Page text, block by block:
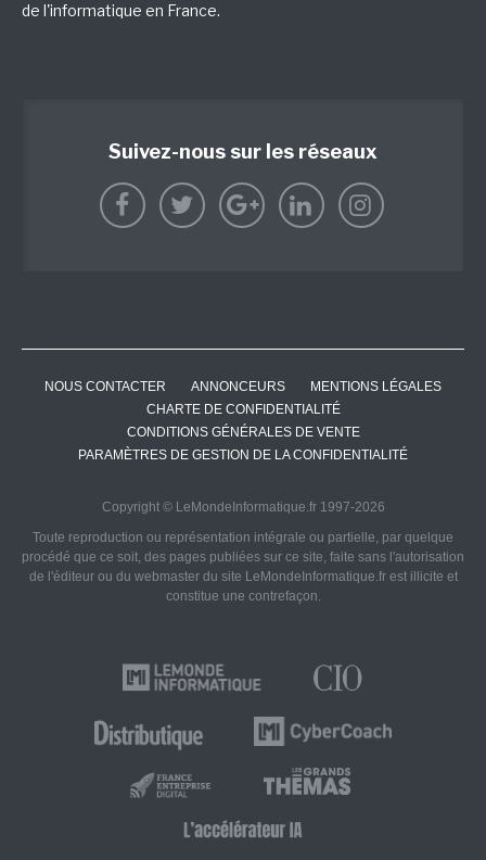
de l'informatique en France.
Suivez-nous sur les réseaux
NOUS CONTACTER ANNONCEURS
MENTIONS LÉGALES
CHARTE DE CONFIDENTIALITÉ
CONDITIONS GÉNÉRALES DE VENTE
PARAMÈTRES DE GESTION DE LA CONFIDENTIALITÉ
Copyright © LeMondeInformatique.fr 1997-2026
Toute reproduction ou représentation intégrale ou partielle, par quelque
procédé que ce soit, des pages publiées sur ce site, faite sans l'autorisation
de l'éditeur ou du webmaster du site LeMondeInformatique.fr est illicite et
constitue une contrefaçon.